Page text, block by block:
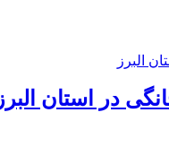
در استان البرز